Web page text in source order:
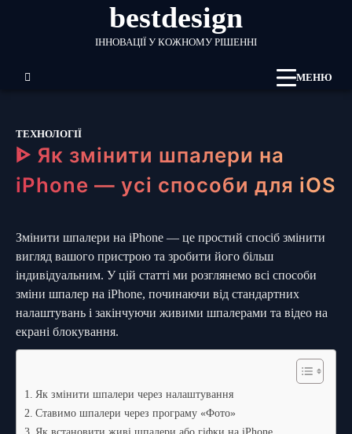
bestdesign
ІННОВАЦІЇ У КОЖНОМУ РІШЕННІ
МЕНЮ
ТЕХНОЛОГІЇ
ᐈ Як змінити шпалери на
iPhone — усі способи для iOS
Змінити шпалери на iPhone — це простий спосіб змінити
вигляд вашого пристрою та зробити його більш
індивідуальним. У цій статті ми розглянемо всі способи
зміни шпалер на iPhone, починаючи від стандартних
налаштувань і закінчуючи живими шпалерами та відео на
екрані блокування.
Як змінити шпалери через налаштування
Ставимо шпалери через програму «Фото»